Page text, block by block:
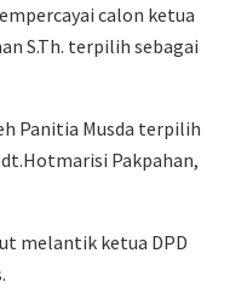
calon ketua
S.Th. terpilih sebagai
Panitia Musda terpilih
Pakpahan,
melantik ketua DPD